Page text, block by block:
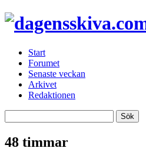
Start
Forumet
Senaste veckan
Arkivet
Redaktionen
48 timmar